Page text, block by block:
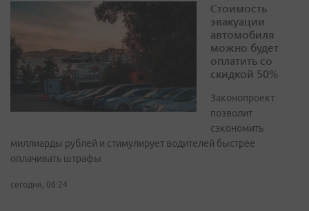
Стоимость
эвакуации
автомобиля
можно будет
оплатить со
скидкой 50%
Законопроект
позволит
сэкономить
миллиарды рублей и стимулирует водителей быстрее
оплачивать штрафы
сегодня, 06:24